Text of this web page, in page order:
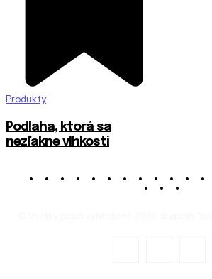
Produkty
Podlaha, ktorá sa
nezľakne vlhkosti